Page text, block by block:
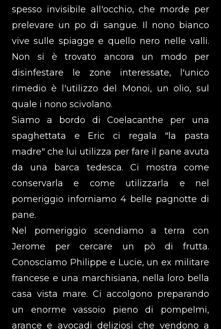
spesso invisibile all'occhio, che morde per
prelevare un po di sangue. Il nono bianco
vive sulle spiagge e quello nero nelle valli.
Non si è trovato ancora un modo per
disinfestare le zone interessate, l'unico
rimedio è l'utilizzo del Monoi, un olio, sul
quale i nono scivolano.
Siamo a bordo di Coelacanthe per una
spaghettata e Eric ci regala "la pasta
madre" che lui utilizza per fare il pane avuta
da una barca tedesca. Ci mostra come
conservarla e come utilizzarla e nel
pomeriggio inforniamo 4 belle pagnotte di
pane.
Nel pomeriggio scendiamo a terra con
Jerome per cercare un pò di frutta.
Conosciamo Philippe e Lucie, un ex militare
francese e una marchisiana, nella loro bella
casa vista mare. Ci accolgono preparando
un enorme vassoio pieno di pompelmi,
arance e avocadi deliziosi che vendono a